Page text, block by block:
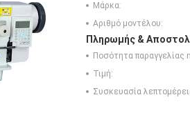
Μάρκα:
Αριθμό μοντέλου:
Πληρωμής &
Ποσότητα παραγγελίας
Τιμή:
Συσκευασία